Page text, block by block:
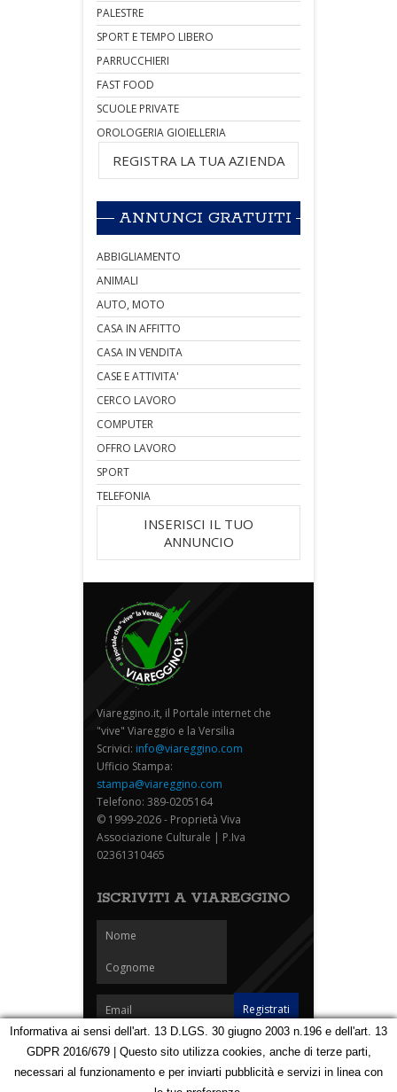
PALESTRE
SPORT E TEMPO LIBERO
PARRUCCHIERI
FAST FOOD
SCUOLE PRIVATE
OROLOGERIA GIOIELLERIA
REGISTRA LA TUA AZIENDA
ANNUNCI GRATUITI
ABBIGLIAMENTO
ANIMALI
AUTO, MOTO
CASA IN AFFITTO
CASA IN VENDITA
CASE E ATTIVITA'
CERCO LAVORO
COMPUTER
OFFRO LAVORO
SPORT
TELEFONIA
INSERISCI IL TUO
ANNUNCIO
Viareggino.it, il Portale internet che
"vive" Viareggio e la Versilia
Scrivici: info@viareggino.com
Ufficio Stampa:
stampa@viareggino.com
Telefono: 389-0205164
© 1999-2026 - Proprietà Viva
Associazione Culturale | P.Iva
02361310465
ISCRIVITI A VIAREGGINO
Homepage Notizie Speciali Eventi Foto Carnevale
Partners Contatti
Informativa ai sensi dell'art. 13 D.LGS. 30 giugno 2003 n.196 e dell'art. 13
GDPR 2016/679 | Questo sito utilizza cookies, anche di terze parti,
necessari al funzionamento e per inviarti pubblicità e servizi in linea con